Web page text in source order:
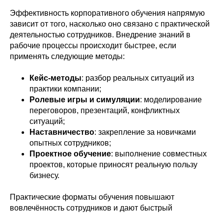
Эффективность корпоративного обучения напрямую
зависит от того, насколько оно связано с практической
деятельностью сотрудников. Внедрение знаний в
рабочие процессы происходит быстрее, если
применять следующие методы:
Кейс-методы: разбор реальных ситуаций из
практики компании;
Ролевые игры и симуляции: моделирование
переговоров, презентаций, конфликтных
ситуаций;
Наставничество: закрепление за новичками
опытных сотрудников;
Проектное обучение: выполнение совместных
проектов, которые приносят реальную пользу
бизнесу.
Практические форматы обучения повышают
вовлечённость сотрудников и дают быстрый